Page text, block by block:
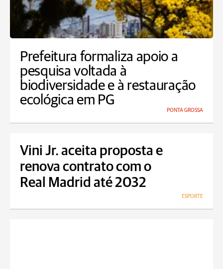
Prefeitura formaliza apoio a
pesquisa voltada à
biodiversidade e à restauração
ecológica em PG
PONTA GROSSA
Vini Jr. aceita proposta e
renova contrato com o
Real Madrid até 2032
ESPORTE